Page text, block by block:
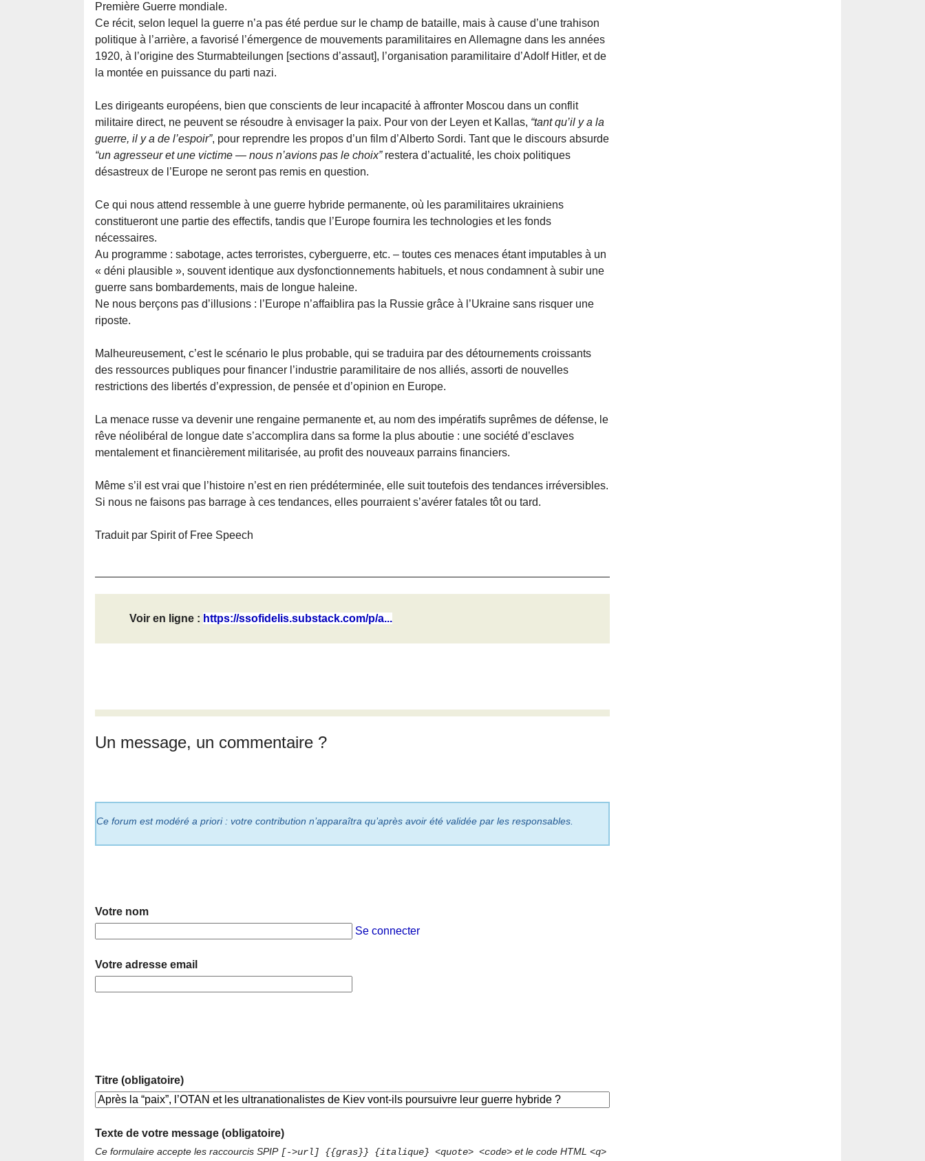
Première Guerre mondiale.
Ce récit, selon lequel la guerre n’a pas été perdue sur le champ de bataille, mais à cause d’une trahison
politique à l’arrière, a favorisé l’émergence de mouvements paramilitaires en Allemagne dans les années
1920, à l’origine des Sturmabteilungen [sections d’assaut], l’organisation paramilitaire d’Adolf Hitler, et de
la montée en puissance du parti nazi.
Les dirigeants européens, bien que conscients de leur incapacité à affronter Moscou dans un conflit
militaire direct, ne peuvent se résoudre à envisager la paix. Pour von der Leyen et Kallas, “tant qu’il y a la
guerre, il y a de l’espoir”, pour reprendre les propos d’un film d’Alberto Sordi. Tant que le discours absurde
“un agresseur et une victime — nous n’avions pas le choix” restera d’actualité, les choix politiques
désastreux de l’Europe ne seront pas remis en question.
Ce qui nous attend ressemble à une guerre hybride permanente, où les paramilitaires ukrainiens
constitueront une partie des effectifs, tandis que l’Europe fournira les technologies et les fonds
nécessaires.
Au programme : sabotage, actes terroristes, cyberguerre, etc. – toutes ces menaces étant imputables à un
« déni plausible », souvent identique aux dysfonctionnements habituels, et nous condamnent à subir une
guerre sans bombardements, mais de longue haleine.
Ne nous berçons pas d’illusions : l’Europe n’affaiblira pas la Russie grâce à l’Ukraine sans risquer une
riposte.
Malheureusement, c’est le scénario le plus probable, qui se traduira par des détournements croissants
des ressources publiques pour financer l’industrie paramilitaire de nos alliés, assorti de nouvelles
restrictions des libertés d’expression, de pensée et d’opinion en Europe.
La menace russe va devenir une rengaine permanente et, au nom des impératifs suprêmes de défense, le
rêve néolibéral de longue date s’accomplira dans sa forme la plus aboutie : une société d’esclaves
mentalement et financièrement militarisée, au profit des nouveaux parrains financiers.
Même s’il est vrai que l’histoire n’est en rien prédéterminée, elle suit toutefois des tendances irréversibles.
Si nous ne faisons pas barrage à ces tendances, elles pourraient s’avérer fatales tôt ou tard.
Traduit par Spirit of Free Speech
Voir en ligne : https://ssofidelis.substack.com/p/a...
Un message, un commentaire ?
Ce forum est modéré a priori : votre contribution n’apparaîtra qu’après avoir été validée par les responsables.
Votre nom
Se connecter
Votre adresse email
Titre (obligatoire)
Texte de votre message (obligatoire)
Ce formulaire accepte les raccourcis SPIP [->url] {{gras}} {italique} <quote> <code> et le code HTML <q>